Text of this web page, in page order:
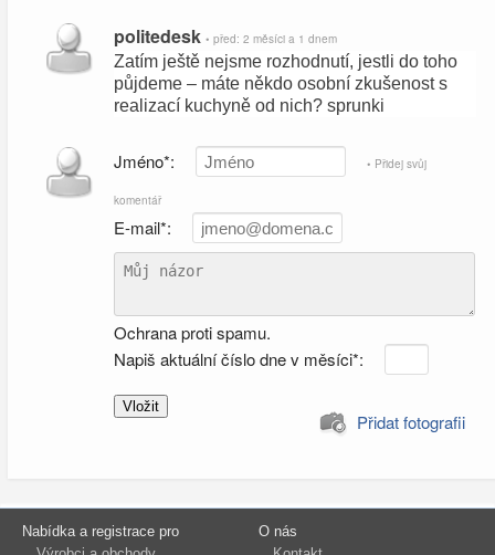
politedesk • před: 2 měsíci a 1 dnem
Zatím ještě nejsme rozhodnutí, jestli do toho
půjdeme – máte někdo osobní zkušenost s
realizací kuchyně od nich? sprunki
Jméno*: • Přidej svůj
komentář
E-mail*:
Ochrana proti spamu.
Napiš aktuální číslo dne v měsíci*:
Přidat fotografii
Nabídka a registrace pro
O nás